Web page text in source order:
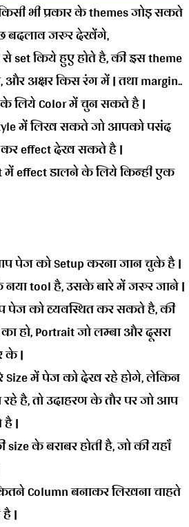
भी प्रकार के themes जोड़ सकते
जरुर देखेंगे,
set किये हुए होते है, की इस theme
अक्षर किस रंग में | तथा margin..
लिये Color में चुन सकते है |
में लिख सकते जो आपको पसंद
effect देख सकते है |
effect डालने के लिये किन्ही एक
पेज को Setup करना जान चुके है |
tool है, उसके बारे में जरुर जाने |
को व्यवस्थित कर सकते है, की
हो, Portrait जो लम्बा और दूसरा
के |
में पेज को देख रहे होगे, लेकिन
है, तो उदाहरण के तौर पर जो आप
है |
के बराबर होती है, जो की यहाँ
Column बनाकर लिखना चाहते
|